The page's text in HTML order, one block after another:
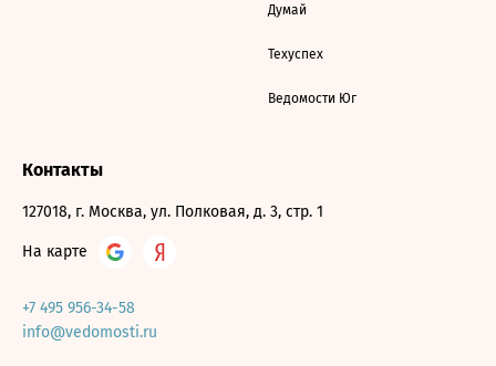
Думай
Техуспех
Ведомости Юг
Контакты
127018, г. Москва, ул. Полковая, д. 3, стр. 1
На карте
+7 495 956-34-58
info@vedomosti.ru